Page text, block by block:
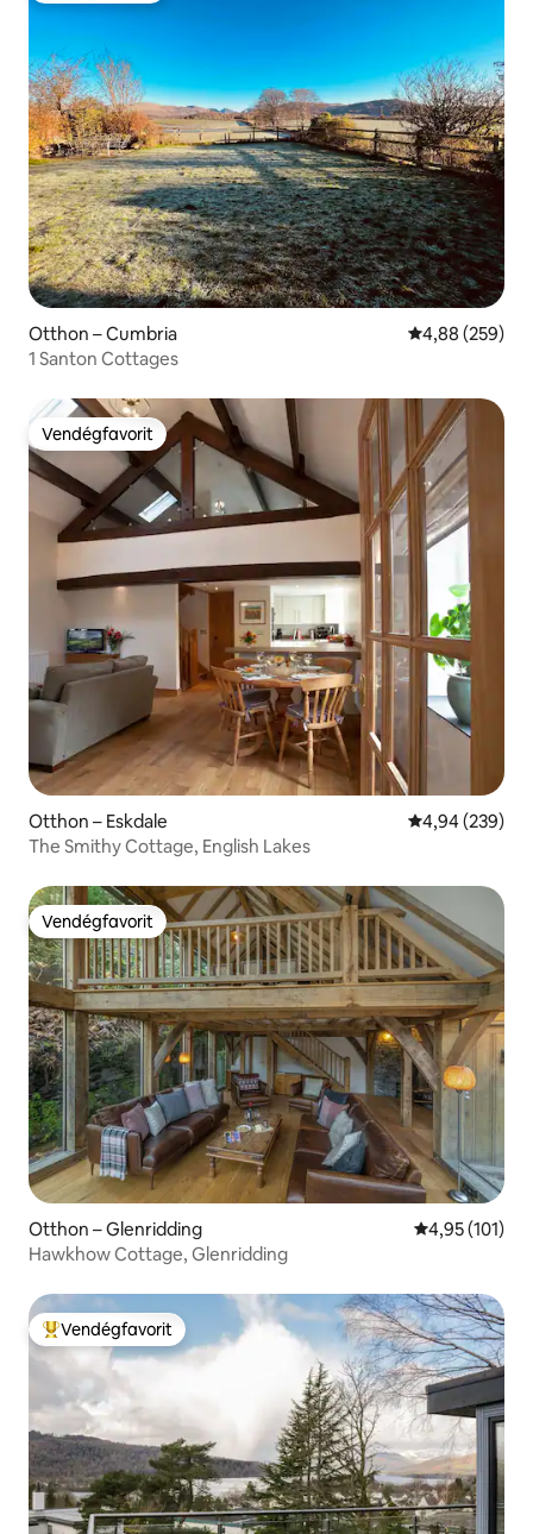
Otthon – Cumbria Átlagos
4,88 (259)
1 Santon Cottages
Vendégfavorit
Vendégfavorit
Otthon – Eskdale Átlagos
4,94 (239)
The Smithy Cottage, English Lakes
Vendégfavorit
Vendégfavorit
Otthon – Glenridding Átlagos
4,95 (101)
Hawkhow Cottage, Glenridding
Kiemelt vendégfavorit
Vendégfavorit